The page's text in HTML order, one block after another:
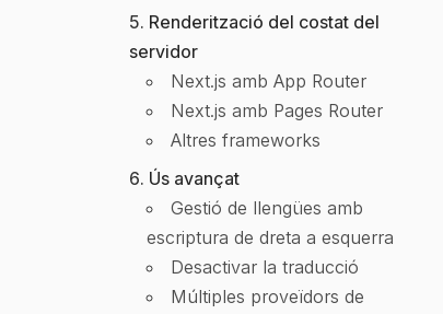
Renderització del costat del
servidor
Next.js amb App Router
Next.js amb Pages Router
Altres frameworks
Ús avançat
Gestió de llengües amb
escriptura de dreta a esquerra
Desactivar la traducció
Múltiples proveïdors de